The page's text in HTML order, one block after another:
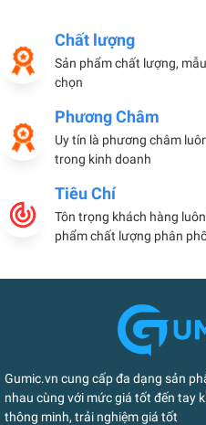
Chất lượng
Sản phẩm chất lượng,
chọn
Phương Châm
Uy tín là phương châm
trong kinh doanh
Tiêu Chí
Tôn trọng khách hàng
phẩm chất lượng phân
Gumic.vn cung cấp đa dạng sản
nhau cùng với mức giá tốt đến tay
thông minh, trải nghiệm giá tốt